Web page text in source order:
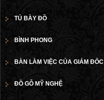
TỦ BÀY ĐỒ
BÌNH PHONG
BÀN LÀM VIỆC CỦA GIÁM ĐỐC
ĐỒ GỖ MỸ NGHỆ